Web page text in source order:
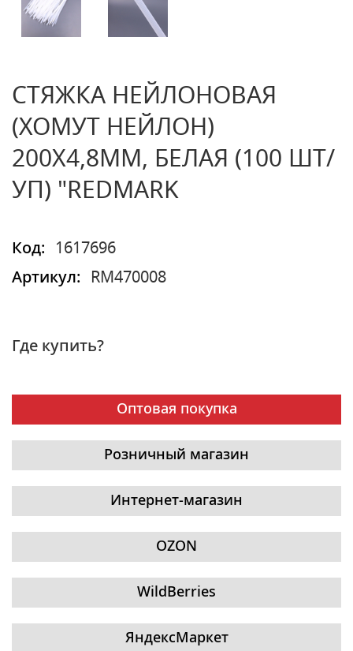
СТЯЖКА НЕЙЛОНОВАЯ
(ХОМУТ НЕЙЛОН)
200Х4,8ММ, БЕЛАЯ (100 ШТ/
УП) "REDMARK
Код:
1617696
Артикул:
RM470008
Где купить?
Оптовая покупка
Розничный магазин
Интернет-магазин
OZON
WildBerries
ЯндексМаркет